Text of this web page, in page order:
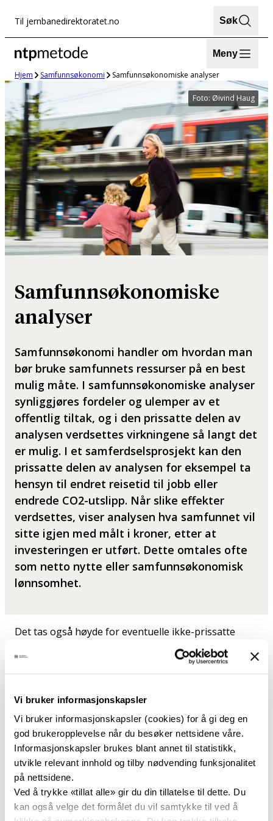
Vi bruker informasjonskapsler
Vi bruker informasjonskapsler (cookies) for å gi deg en
god brukeropplevelse når du besøker nettsidene våre.
Informasjonskapsler brukes blant annet til statistikk,
utvikle relevant innhold og tilby nødvending funksjonalitet
på nettsidene.
Ved å trykke «tillat alle» gir du din tillatelse til dette. Du
kan også velge det formålet du vil samtykke til ved å
innhold
Til jernbanedirektoratet.no Søk
Meny
Hjem Samfunnsøkonomi Samfunnsøkonomiske analyser
Samfunnsøkonomiske
analyser
Samfunnsøkonomi handler om hvordan man
bør bruke samfunnets ressurser på en best
mulig måte. I samfunnsøkonomiske analyser
synliggjøres fordeler og ulemper av et
offentlig tiltak, og i den prissatte delen av
analysen verdsettes virkningene så langt det
er mulig. I et samferdselsprosjekt kan den
prissatte delen av analysen for eksempel ta
hensyn til endret reisetid til jobb eller
endrede CO2-utslipp. Når slike effekter
verdsettes, viser analysen hva samfunnet vil
sitte igjen med målt i kroner, etter at
investeringen er utført. Dette omtales ofte
som netto nytte eller samfunnsøkonomisk
lønnsomhet.
Foto: Øivind Haug
Det tas også høyde for eventuelle ikke-prissatte
virkninger. Ikke-prissatte virkninger kan for
eksempel være endret landskapsbilde eller
naturmangfold, og dette er også en del av den
prissatte virkningene skal telle like mye som
prissatte virkninger i beslutningsgrunnlaget. De
ikke-prissatte virkningene vurderes sammen med
den prissatte samfunnsøkonomiske lønnsomheten,
og det gis til slutt en samlet anbefaling.
Siden alle relevante virkninger skal synliggjøres,
danner analysene gode beslutningsgrunnlag og
bidrar til opplyste og bevisste valg om bruk av